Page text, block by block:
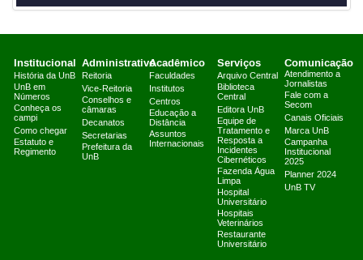
Institucional
História da UnB
UnB em
Números
Conheça os
campi
Como chegar
Estatuto e
Regimento
Administrativo
Reitoria
Vice-Reitoria
Conselhos e
câmaras
Decanatos
Secretarias
Prefeitura da
UnB
Acadêmico
Faculdades
Institutos
Centros
Educação a
Distância
Assuntos
Internacionais
Serviços
Arquivo Central
Biblioteca
Central
Editora UnB
Equipe de
Tratamento e
Resposta a
Incidentes
Cibernéticos
Fazenda Água
Limpa
Hospital
Universitário
Hospitais
Veterinários
Restaurante
Universitário
Comunicação
Atendimento a
Jornalistas
Fale com a
Secom
Canais Oficiais
Marca UnB
Campanha
Institucional
2025
Planner 2024
UnB TV